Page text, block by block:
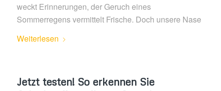
weckt Erinnerungen, der Geruch eines
Sommerregens vermittelt Frische. Doch unsere Nase
Weiterlesen
Jetzt testen! So erkennen Sie